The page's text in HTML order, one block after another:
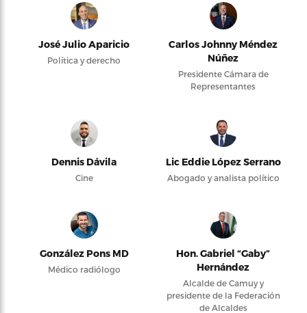
José Julio Aparicio
Política y derecho
Carlos Johnny Méndez
Núñez
Presidente Cámara de
Representantes
Dennis Dávila
Cine
Lic Eddie López Serrano
Abogado y analista político
González Pons MD
Médico radiólogo
Hon. Gabriel “Gaby”
Hernández
Alcalde de Camuy y
presidente de la Federación
de Alcaldes